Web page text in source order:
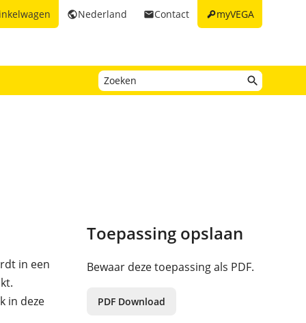
keymyVEGA
emailContact
publicNederland
in een
in deze
Toepassing opslaan
Bewaar deze toepassing als PDF.
PDF Download